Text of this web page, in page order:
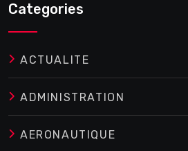
Categories
ACTUALITE
ADMINISTRATION
AERONAUTIQUE